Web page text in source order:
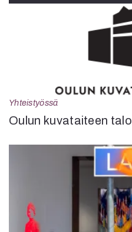
Yhteistyössä
Oulun kuvataiteen talo